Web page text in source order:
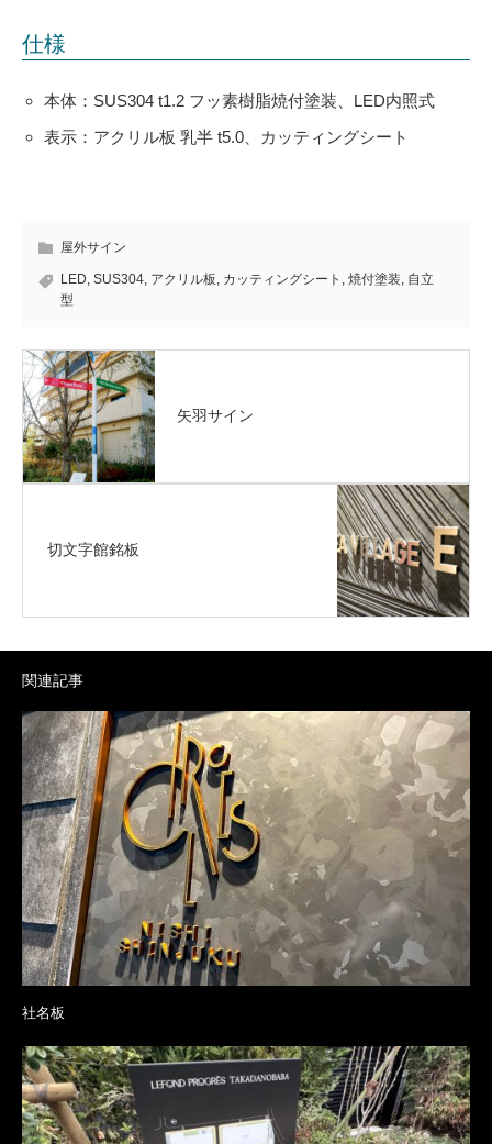
仕様
本体：SUS304 t1.2 フッ素樹脂焼付塗装、LED内照式
表示：アクリル板 乳半 t5.0、カッティングシート
屋外サイン
LED, SUS304, アクリル板, カッティングシート , 焼付塗装, 自立
型
矢羽サイン
切文字館銘板
関連記事
社名板